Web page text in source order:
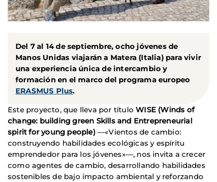
Del 7 al 14 de septiembre, ocho jóvenes de
Manos Unidas viajarán a Matera (Italia) para vivir
una experiencia única de intercambio y
formación en el marco del programa europeo
ERASMUS Plus.
Este proyecto, que lleva por títuloWISE (Winds of
change: building green Skills and Entrepreneurial
spirit for young people)—«Vientos de cambio:
construyendo habilidades ecológicas y espíritu
emprendedor para los jóvenes»—, nos invita a crecer
como agentes de cambio, desarrollando habilidades
sostenibles de bajo impacto ambiental y reforzando